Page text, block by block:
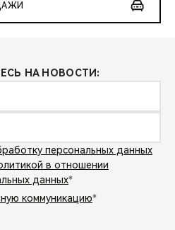
НА НОВОСТИ:
персональных данных
в отношении
данных*
коммуникацию*